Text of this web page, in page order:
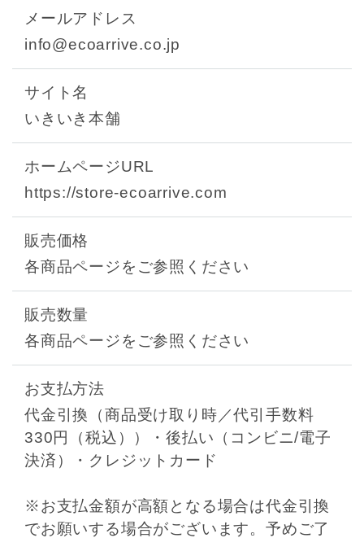
メールアドレス
info@ecoarrive.co.jp
サイト名
いきいき本舗
ホームページURL
https://store-ecoarrive.com
販売価格
各商品ページをご参照ください
販売数量
各商品ページをご参照ください
お支払方法
代金引換（商品受け取り時／代引手数料
330円（税込））・後払い（コンビニ/電子
決済）・クレジットカード
※お支払金額が高額となる場合は代金引換
でお願いする場合がございます。予めご了